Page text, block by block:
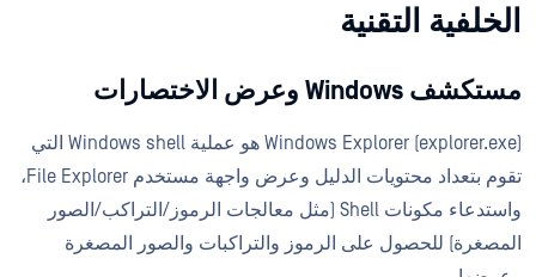
الخلفية التقنية
مستكشف Windows وعرض الاختصارات
Windows Explorer (explorer.exe) هو عملية Windows shell التي
تقوم بتعداد محتويات الدليل وعرض واجهة مستخدم File Explorer،
واستدعاء مكونات Shell (مثل معالجات الرموز/التراكب/الصور
المصغرة) للحصول على الرموز والتراكبات والصور المصغرة